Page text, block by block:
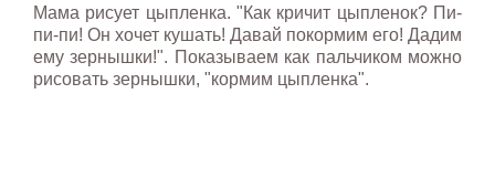
Мама рисует цыпленка. "Как кричит цыпленок? Пи-
пи-пи! Он хочет кушать! Давай покормим его! Дадим
ему зернышки!". Показываем как пальчиком можно
рисовать зернышки, "кормим цыпленка".